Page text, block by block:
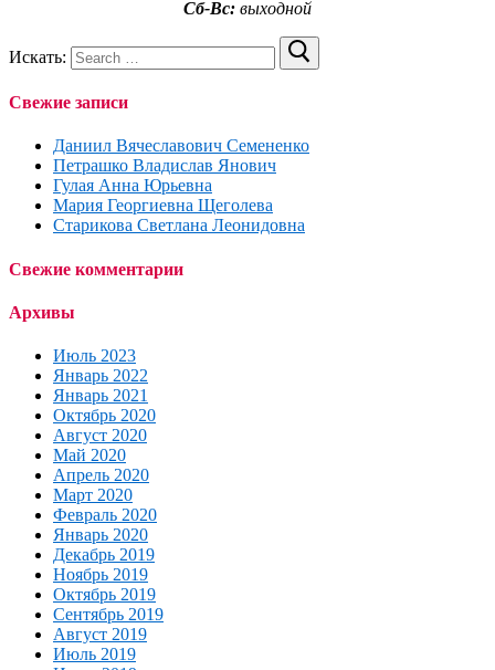
Сб-Вс: выходной
Искать:
Свежие записи
Даниил Вячеславович Семененко
Петрашко Владислав Янович
Гулая Анна Юрьевна
Мария Георгиевна Щеголева
Старикова Светлана Леонидовна
Свежие комментарии
Архивы
Июль 2023
Январь 2022
Январь 2021
Октябрь 2020
Август 2020
Май 2020
Апрель 2020
Март 2020
Февраль 2020
Январь 2020
Декабрь 2019
Ноябрь 2019
Октябрь 2019
Сентябрь 2019
Август 2019
Июль 2019